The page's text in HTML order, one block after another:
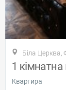
Біла Церква,
1 кімнатна
Квартира